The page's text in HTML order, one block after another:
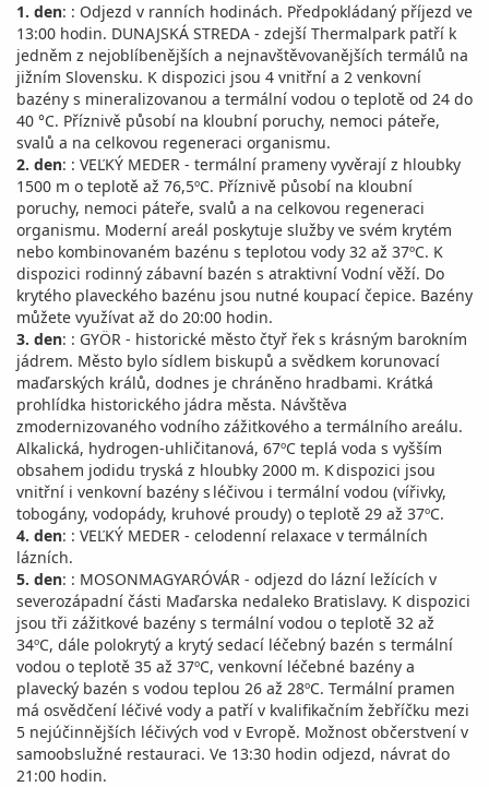
1. den: : Odjezd v ranních hodinách. Předpokládaný příjezd ve
13:00 hodin. DUNAJSKÁ STREDA - zdejší Thermalpark patří k
jedněm z nejoblíbenějších a nejnavštěvovanějších termálů na
jižním Slovensku. K dispozici jsou 4 vnitřní a 2 venkovní
bazény s mineralizovanou a termální vodou o teplotě od 24 do
40 °C. Příznivě působí na kloubní poruchy, nemoci páteře,
svalů a na celkovou regeneraci organismu.
2. den: : VEĽKÝ MEDER - termální prameny vyvěrají z hloubky
1500 m o teplotě až 76,5ºC. Příznivě působí na kloubní
poruchy, nemoci páteře, svalů a na celkovou regeneraci
organismu. Moderní areál poskytuje služby ve svém krytém
nebo kombinovaném bazénu s teplotou vody 32 až 37ºC. K
dispozici rodinný zábavní bazén s atraktivní Vodní věží. Do
krytého plaveckého bazénu jsou nutné koupací čepice. Bazény
můžete využívat až do 20:00 hodin.
3. den: : GYÖR - historické město čtyř řek s krásným barokním
jádrem. Město bylo sídlem biskupů a svědkem korunovací
maďarských králů, dodnes je chráněno hradbami. Krátká
prohlídka historického jádra města. Návštěva
zmodernizovaného vodního zážitkového a termálního areálu.
Alkalická, hydrogen-uhličitanová, 67ºC teplá voda s vyšším
obsahem jodidu tryská z hloubky 2000 m. K dispozici jsou
vnitřní i venkovní bazény s léčivou i termální vodou (vířivky,
tobogány, vodopády, kruhové proudy) o teplotě 29 až 37ºC.
4. den: : VEĽKÝ MEDER - celodenní relaxace v termálních
lázních.
5. den: : MOSONMAGYARÓVÁR - odjezd do lázní ležících v
severozápadní části Maďarska nedaleko Bratislavy. K dispozici
jsou tři zážitkové bazény s termální vodou o teplotě 32 až
34ºC, dále polokrytý a krytý sedací léčebný bazén s termální
vodou o teplotě 35 až 37ºC, venkovní léčebné bazény a
plavecký bazén s vodou teplou 26 až 28ºC. Termální pramen
má osvědčení léčivé vody a patří v kvalifikačním žebříčku mezi
5 nejúčinnějších léčivých vod v Evropě. Možnost občerstvení v
samoobslužné restauraci. Ve 13:30 hodin odjezd, návrat do
21:00 hodin.